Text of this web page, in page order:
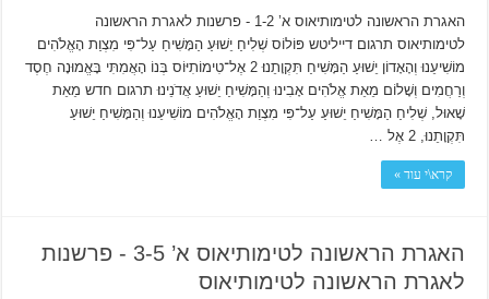
האגרת הראשונה לטימותיאוס א’ 1-2 ‫- פרשנות לאגרת הראשונה
לטימותיאוס תרגום דייליטש פּוֹלוֹס שְׁלִיחַ יֵשׁוּעַ הַמָּשִׁיחַ עַל־פִּי מִצְוַת הָאֱלֹהִים
מוֹשִׁיעֵנוּ וְהָאָדוֹן יֵשׁוּעַ הַמָּשִׁיחַ תִּקְוָתֵנוּ׃ 2 אֶל־טִימוֹתִיּוֹס בְּנוֹ הָאֲמִתִּי בָּאֱמוּנָה חֶסֶד
וְרַחֲמִים וְשָׁלוֹם מֵאֵת אֱלֹהִים אָבִינוּ וְהַמָּשִׁיחַ יֵשׁוּעַ אֲדֹנֵינוּ׃ תרגום חדש מֵאֵת
שָׁאוּל, שְׁלִיחַ הַמָּשִׁיחַ יֵשׁוּעַ עַל־פִּי מִצְוַת הָאֱלֹהִים מוֹשִׁיעֵנוּ וְהַמָּשִׁיחַ יֵשׁוּעַ
תִּקְוָתֵנוּ, 2 אֶל …
קרא\י עוד »
האגרת הראשונה לטימותיאוס א’ 3-5 ‫- פרשנות
לאגרת הראשונה לטימותיאוס